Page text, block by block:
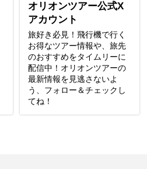
オリオンツアー公式X
アカウント
旅好き必見！飛行機で行く
お得なツアー情報や、旅先
のおすすめをタイムリーに
配信中！オリオンツアーの
最新情報を見逃さないよ
う、フォロー＆チェックし
てね！